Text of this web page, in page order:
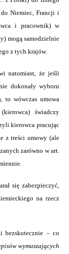
Niemiec, Francji i
i pracownik) w
mogą samodzielnie
z tych krajów.
natomiast, że jeśli
dokonały wyboru
to wówczas umowa
świadczy
kierowca pracując
z treści umowy (ale
zarówno w art.
się zabezpieczyć,
na rzecz
bezskutecznie – co
wymuszających